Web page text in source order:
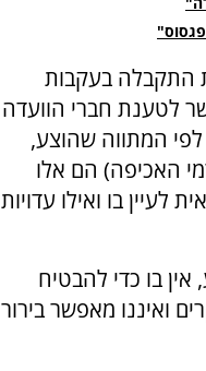
התקבלה בעקבות
לטענת חברי הוועדה
המתווה שהוצע,
האכיפה) הם אלו
בו ואילו עדויות
בו כדי להבטיח
ואיננו מאפשר בירור